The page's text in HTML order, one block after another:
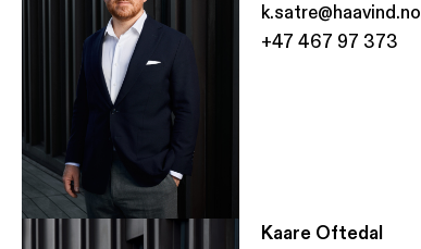
k.satre@haavind.no
+47 467 97 373
Kaare Oftedal